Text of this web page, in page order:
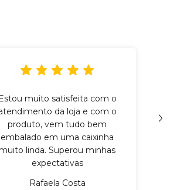
Estou muito satisfeita com o
da loja e com o
produto, vem tudo bem
embalado em uma caixinha
muito linda. Superou minhas
expectativas
Rafaela Costa